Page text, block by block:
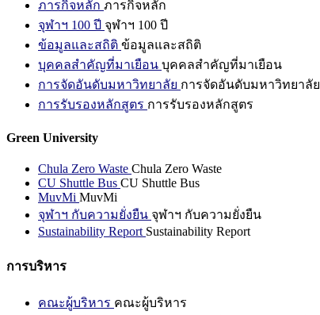
ภารกิจหลัก ภารกิจหลัก
จุฬาฯ 100 ปี จุฬาฯ 100 ปี
ข้อมูลและสถิติ ข้อมูลและสถิติ
บุคคลสำคัญที่มาเยือน บุคคลสำคัญที่มาเยือน
การจัดอันดับมหาวิทยาลัย การจัดอันดับมหาวิทยาลัย
การรับรองหลักสูตร การรับรองหลักสูตร
Green University
Chula Zero Waste Chula Zero Waste
CU Shuttle Bus CU Shuttle Bus
MuvMi MuvMi
จุฬาฯ กับความยั่งยืน จุฬาฯ กับความยั่งยืน
Sustainability Report Sustainability Report
การบริหาร
คณะผู้บริหาร คณะผู้บริหาร